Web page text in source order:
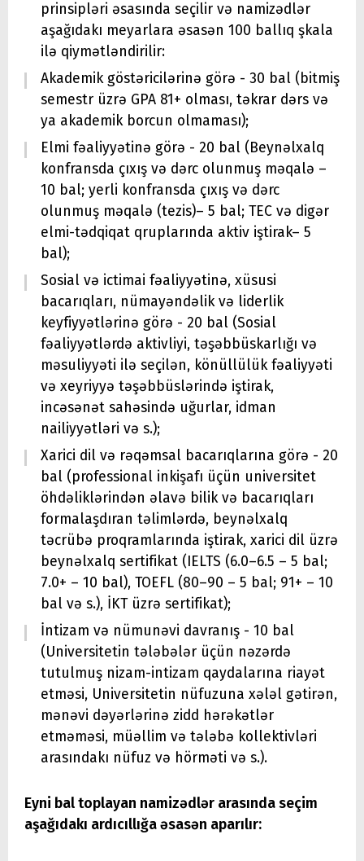
prinsipləri əsasında seçilir və namizədlər
aşağıdakı meyarlara əsasən 100 ballıq şkala
ilə qiymətləndirilir:
Akademik göstəricilərinə görə - 30 bal (bitmiş
semestr üzrə GPA 81+ olması, təkrar dərs və
ya akademik borcun olmaması);
Elmi fəaliyyətinə görə - 20 bal (Beynəlxalq
konfransda çıxış və dərc olunmuş məqalə –
10 bal; yerli konfransda çıxış və dərc
olunmuş məqalə (tezis)– 5 bal; TEC və digər
elmi-tədqiqat qruplarında aktiv iştirak– 5
bal);
Sosial və ictimai fəaliyyətinə, xüsusi
bacarıqları, nümayəndəlik və liderlik
keyfiyyətlərinə görə - 20 bal (Sosial
fəaliyyətlərdə aktivliyi, təşəbbüskarlığı və
məsuliyyəti ilə seçilən, könüllülük fəaliyyəti
və xeyriyyə təşəbbüslərində iştirak,
incəsənət sahəsində uğurlar, idman
nailiyyətləri və s.);
Xarici dil və rəqəmsal bacarıqlarına görə - 20
bal (professional inkişafı üçün universitet
öhdəliklərindən əlavə bilik və bacarıqları
formalaşdıran təlimlərdə, beynəlxalq
təcrübə proqramlarında iştirak, xarici dil üzrə
beynəlxalq sertifikat (IELTS (6.0–6.5 – 5 bal;
7.0+ – 10 bal), TOEFL (80–90 – 5 bal; 91+ – 10
bal və s.), İKT üzrə sertifikat);
İntizam və nümunəvi davranış - 10 bal
(Universitetin tələbələr üçün nəzərdə
tutulmuş nizam-intizam qaydalarına riayət
etməsi, Universitetin nüfuzuna xələl gətirən,
mənəvi dəyərlərinə zidd hərəkətlər
etməməsi, müəllim və tələbə kollektivləri
arasındakı nüfuz və hörməti və s.).
Eyni bal toplayan namizədlər arasında seçim
aşağıdakı ardıcıllığa əsasən aparılır: